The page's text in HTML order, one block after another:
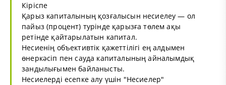
Кіріспе
Қарыз капиталының қозғалысын несиелеу — ол
пайыз (процент) турінде қарызға төлем ақы
ретінде қайтарылатын капитал.
Несиенің объективтік қажеттілігі ең алдымен
өнеркәсіп пен сауда капиталының айналымдық
зандылығымен байланысты.
Несиелерді есепке алу үшін "Несиелер"